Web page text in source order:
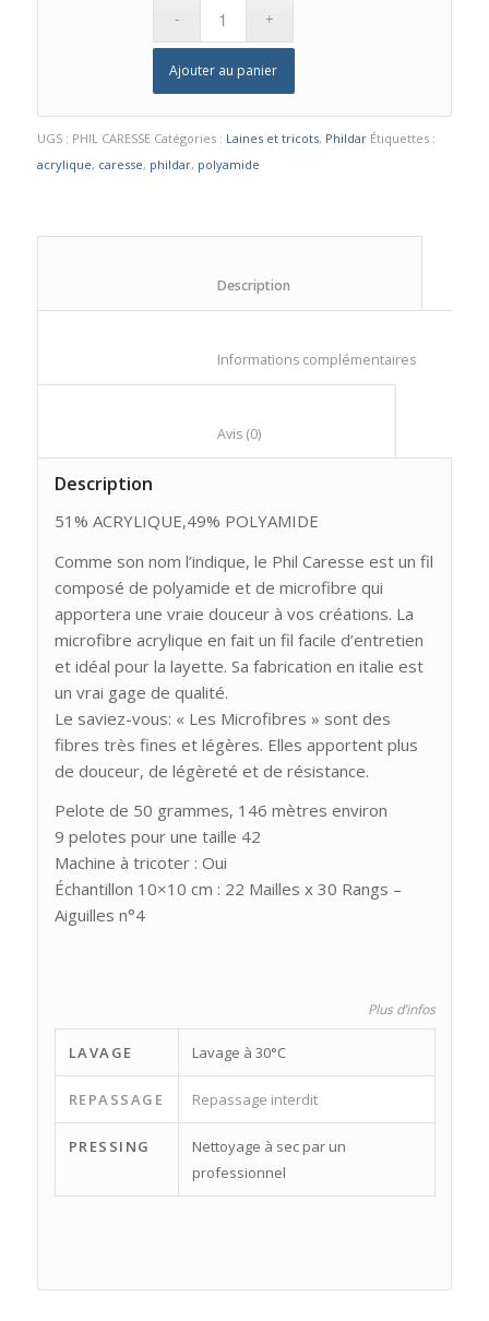
Ajouter au panier
UGS : PHIL CARESSE Catégories : Laines et tricots, Phildar Étiquettes :
acrylique, caresse, phildar, polyamide
Informations
						Avis (0)
Description
51% ACRYLIQUE,49% POLYAMIDE
Comme son nom l’indique, le Phil Caresse est un fil
composé de polyamide et de microfibre qui
apportera une vraie douceur à vos créations. La
microfibre acrylique en fait un fil facile d’entretien
et idéal pour la layette. Sa fabrication en italie est
un vrai gage de qualité.
Le saviez-vous: « Les Microfibres » sont des
fibres très fines et légères. Elles apportent plus
de douceur, de légèreté et de résistance.
Pelote de 50 grammes, 146 mètres environ
9 pelotes pour une taille 42
Machine à tricoter : Oui
Échantillon 10×10 cm : 22 Mailles x 30 Rangs –
Aiguilles n°4
Plus d’infos
LAVAGE Lavage à 30°C
REPASSAGE Repassage interdit
PRESSING
Nettoyage à sec par un
professionnel